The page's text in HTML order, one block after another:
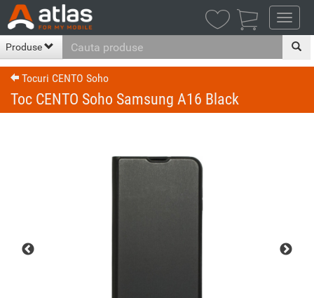
Produse
Tocuri CENTO Soho
Toc CENTO Soho Samsung A16 Black